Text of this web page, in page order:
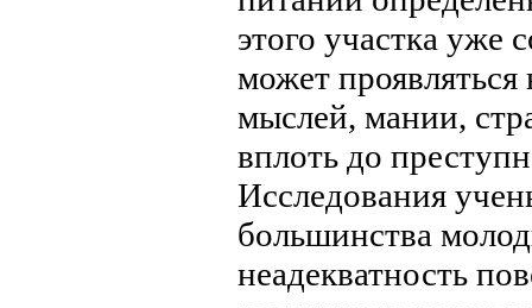
этого участка уже
может проявляться
мыслей, мании,
вплоть до
Исследования
большинства
неадекватность